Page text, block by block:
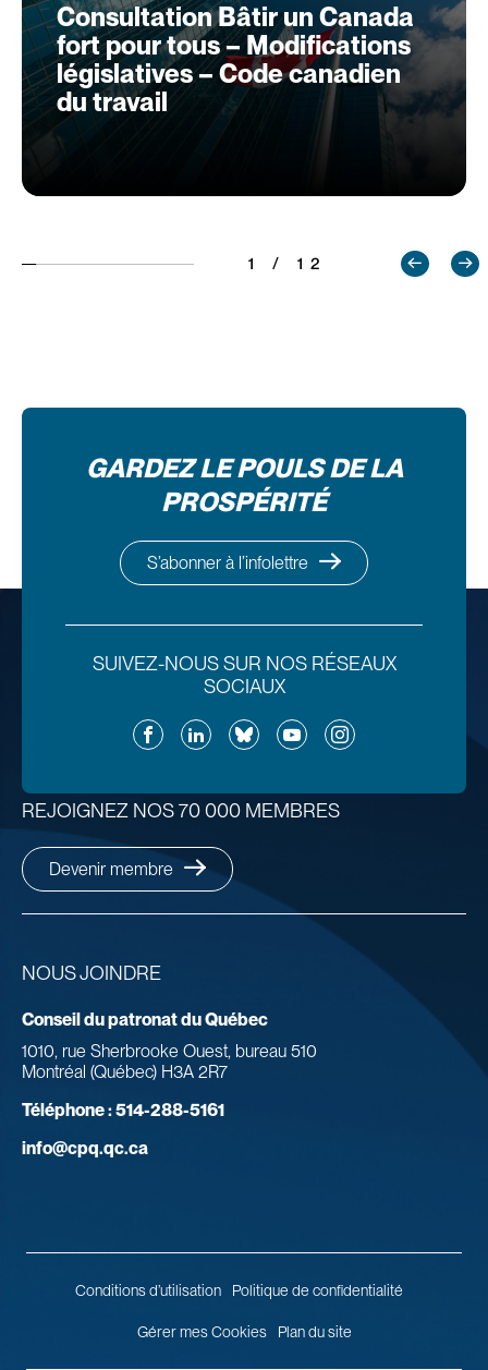
Consultation Bâtir un Canada
fort pour tous – Modifications
législatives – Code canadien
du travail
1 / 12
GARDEZ LE POULS DE LA
PROSPÉRITÉ
S’abonner à l’infolettre
SUIVEZ-NOUS SUR NOS RÉSEAUX
SOCIAUX
FacebookLinkedInBlueskyYouTubeInstagram
NOUS JOINDRE
Conseil du patronat du Québec
1010, rue Sherbrooke Ouest, bureau 510
Montréal (Québec) H3A 2R7
Téléphone :514-288-5161
info@cpq.qc.ca
REJOIGNEZ NOS 70 000 MEMBRES
Devenir membre
Conditions d’utilisation Politique de confidentialité
Gérer mes Cookies Plan du site